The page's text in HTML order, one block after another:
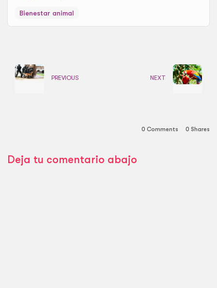
Bienestar animal
PREVIOUS NEXT
0 Comments 0 Shares
Deja tu comentario abajo